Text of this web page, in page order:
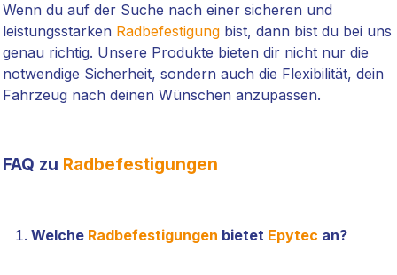
Wenn du auf der Suche nach einer sicheren und
leistungsstarken Radbefestigungbist, dann bist du bei uns
genau richtig. Unsere Produkte bieten dir nicht nur die
notwendige Sicherheit, sondern auch die Flexibilität, dein
Fahrzeug nach deinen Wünschen anzupassen.
FAQ zu Radbefestigungen
Welche Radbefestigungen bietet Epytec an?